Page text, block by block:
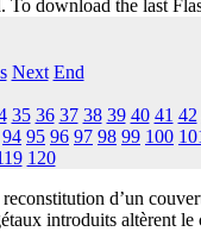
To download the last
Next End
35 36 37 38 39 40 41 42
94 95 96 97 98 99 100
120
d’un
introduits altèrent